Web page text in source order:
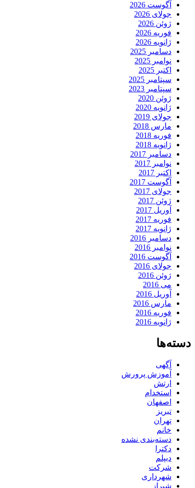
آگوست 2026
جولای 2026
ژوئن 2026
فوریه 2026
ژانویه 2026
دسامبر 2025
نوامبر 2025
اکتبر 2025
سپتامبر 2025
سپتامبر 2023
ژوئن 2020
ژانویه 2020
جولای 2019
مارس 2018
فوریه 2018
ژانویه 2018
دسامبر 2017
نوامبر 2017
اکتبر 2017
آگوست 2017
جولای 2017
ژوئن 2017
آوریل 2017
فوریه 2017
ژانویه 2017
دسامبر 2016
نوامبر 2016
آگوست 2016
جولای 2016
ژوئن 2016
می 2016
آوریل 2016
مارس 2016
فوریه 2016
ژانویه 2016
دسته‌ها
آگهی
آموزش پرورش
ارتش
استخدام
اصفهان
تبریز
تهران
خانم
دسته‌بندی نشده
دکترا
دیپلم
شرکت
شهرداری
شیراز